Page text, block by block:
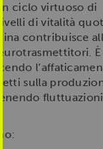
ciclo virtuoso di
di vitalità
contribuisce
sulla